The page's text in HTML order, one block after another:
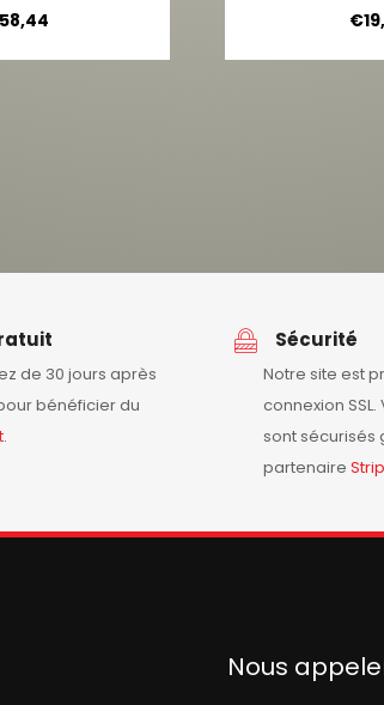
58,44 €
de 30 jours après
bénéficier du
.
Sécurité
Notre site est
connexion
sont sécurisés
partenaire
Nous